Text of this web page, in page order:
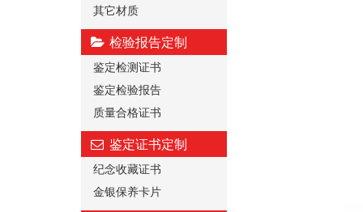
其它材质
检验报告定制
鉴定检测证书
鉴定检验报告
质量合格证书
鉴定证书定制
纪念收藏证书
金银保养卡片